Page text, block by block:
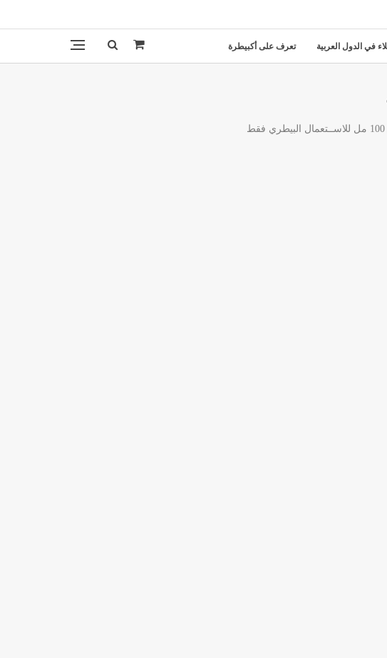
في الدول العربية تعرف على أكبيطرة